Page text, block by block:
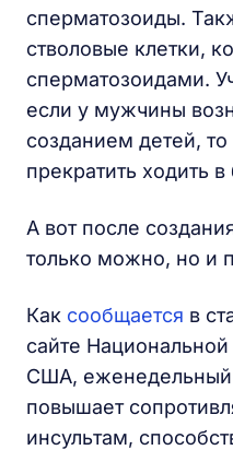
сперматозоиды.
стволовые клетки,
сперматозоидами.
если у мужчины
созданием детей,
прекратить ходить
А вот после
только можно, но и
Как сообщается в
сайте
США,
повышает
инсультам,